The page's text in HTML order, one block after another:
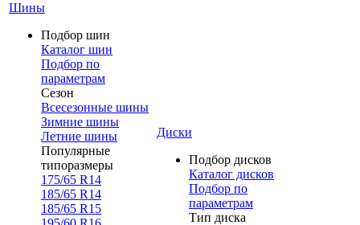
Шины
Подбор шин
Каталог шин
Подбор по
параметрам
Сезон
Всесезонные шины
Зимние шины
Летние шины
Популярные
типоразмеры
175/65 R14
185/65 R14
185/65 R15
Диски
Подбор дисков
Каталог дисков
Подбор по
параметрам
Тип диска